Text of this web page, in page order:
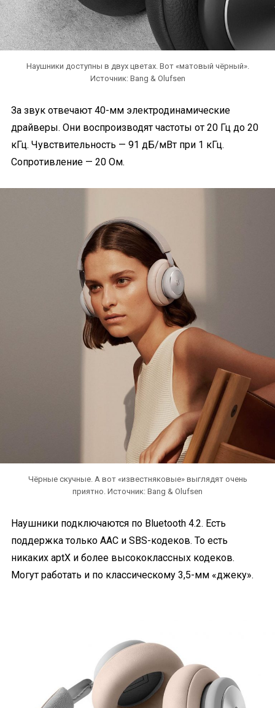
Наушники доступны в двух цветах. Вот «матовый чёрный».
Источник: Bang & Olufsen
За звук отвечают 40-мм электродинамические
драйверы. Они воспроизводят частоты от 20 Гц до 20
кГц. Чувствительность — 91 дБ/мВт при 1 кГц.
Сопротивление — 20 Ом.
Чёрные скучные. А вот «известняковые» выглядят очень
приятно. Источник: Bang & Olufsen
Наушники подключаются по Bluetooth 4.2. Есть
поддержка только AAC и SBS-кодеков. То есть
никаких aptX и более высококлассных кодеков.
Могут работать и по классическому 3,5-мм «джеку».